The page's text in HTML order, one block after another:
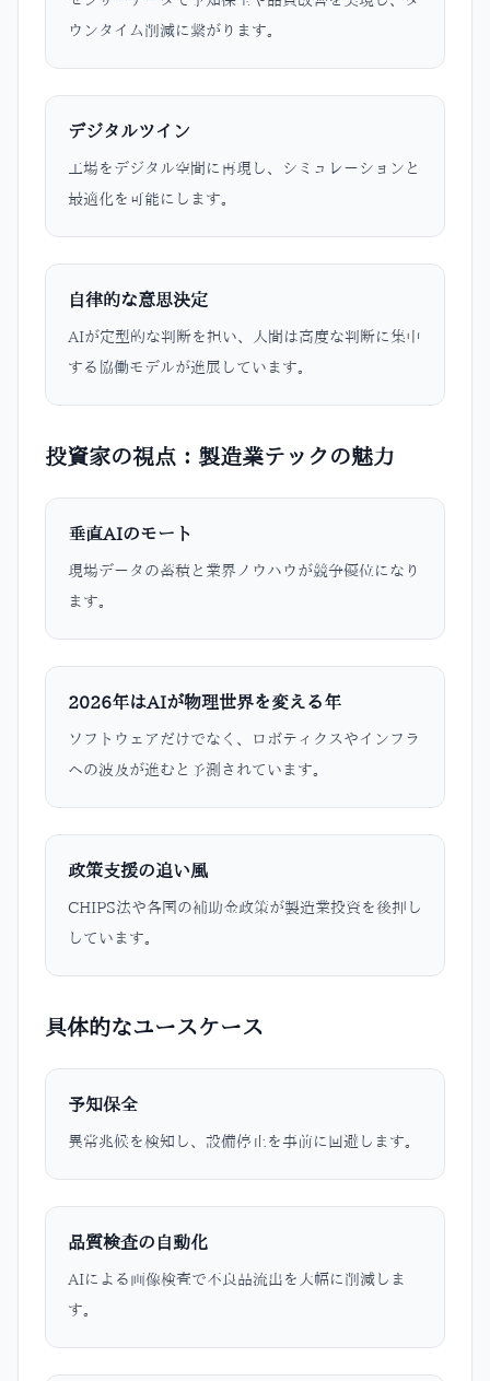
ウンタイム削減に繋がります。
デジタルツイン
工場をデジタル空間に再現し、シミュレーションと
最適化を可能にします。
自律的な意思決定
AIが定型的な判断を担い、人間は高度な判断に集中
する協働モデルが進展しています。
投資家の視点：製造業テックの魅力
垂直AIのモート
現場データの蓄積と業界ノウハウが競争優位になり
ます。
2026年はAIが物理世界を変える年
ソフトウェアだけでなく、ロボティクスやインフラ
への波及が進むと予測されています。
政策支援の追い風
CHIPS法や各国の補助金政策が製造業投資を後押し
しています。
具体的なユースケース
予知保全
異常兆候を検知し、設備停止を事前に回避します。
品質検査の自動化
AIによる画像検査で不良品流出を大幅に削減しま
す。